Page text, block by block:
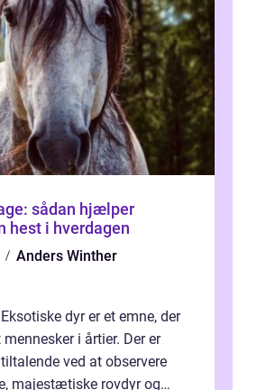
sådan hjælper
hest i hverdagen
Anders Winther
dyr er et emne, der
i årtier. Der er
ved at observere
majestætiske rovdyr og